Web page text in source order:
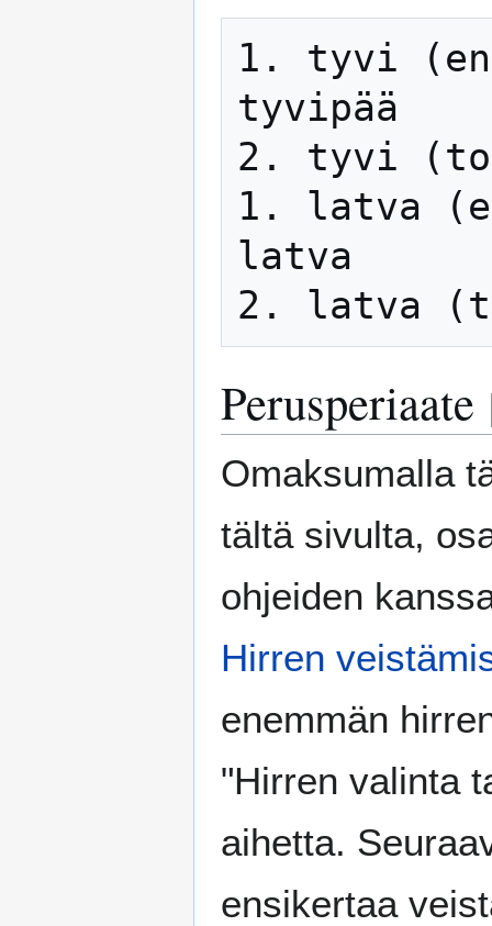
1. tyvi
tyvipää
2. tyvi
1. latva
latva
Perusperiaate
Omaksumalla
tältä sivulta,
ohjeiden
Hirren
enemmän
"Hirren valinta
aihetta.
ensikertaa